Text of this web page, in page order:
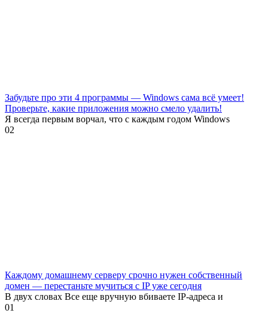
Забудьте про эти 4 программы — Windows сама всё умеет!
Проверьте, какие приложения можно смело удалить!
Я всегда первым ворчал, что с каждым годом Windows
02
Каждому домашнему серверу срочно нужен собственный
домен — перестаньте мучиться с IP уже сегодня
В двух словах Все еще вручную вбиваете IP-адреса и
01